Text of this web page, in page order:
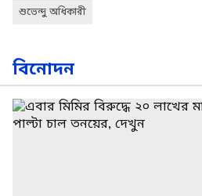
শুভেন্দু অধিকারী
বিনোদন